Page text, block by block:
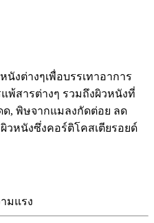
งต่างๆเพื่อบรรเทาอาการ
พ้สารต่างๆ รวมถึงผิวหนังที่
ด, พิษจากแมลงกัดต่อย ลด
วหนังซึ่งคอร์ติโคสเตียรอยด์
มแรง